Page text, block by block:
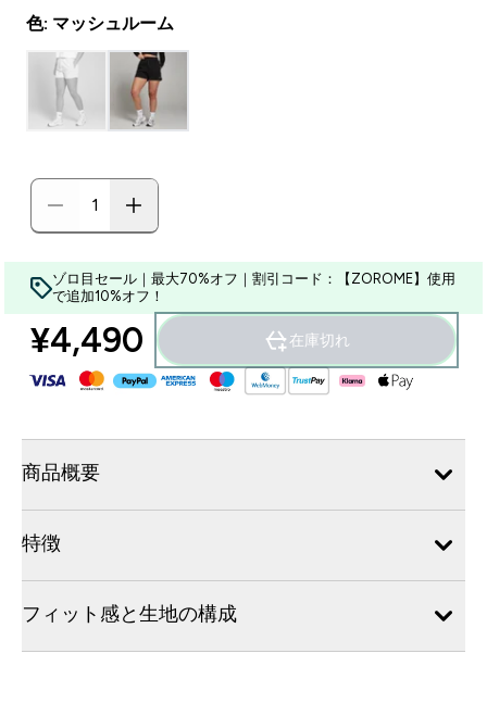
色: マッシュルーム
ゾロ目セール｜最大70%オフ｜割引コード：【ZOROME】使用
で追加10%オフ！
¥4,490‎ 在庫切れ
商品概要
特徴
フィット感と生地の構成